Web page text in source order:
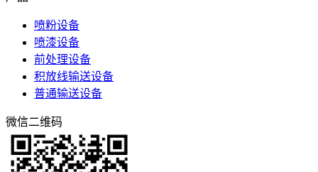
喷粉设备
喷漆设备
前处理设备
积放线输送设备
普通输送设备
微信二维码